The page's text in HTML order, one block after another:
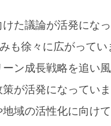
た議論が活発にな
も徐々に広がって
ン成長戦略を追い
が活発になってい
域の活性化に向け